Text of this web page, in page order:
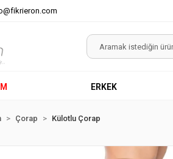
ERKEK
Çorap Külotlu Çorap